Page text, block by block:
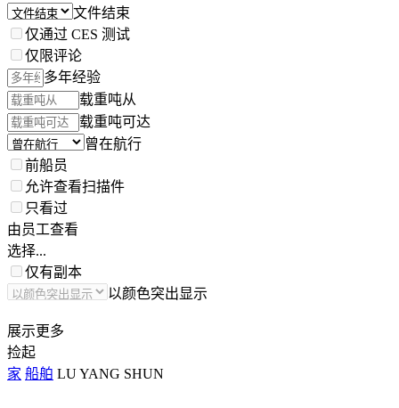
文件结束
仅通过 CES 测试
仅限评论
多年经验
载重吨从
载重吨可达
曾在航行
前船员
允许查看扫描件
只看过
由员工查看
选择...
仅有副本
以颜色突出显示
展示更多
捡起
家 船舶 LU YANG SHUN